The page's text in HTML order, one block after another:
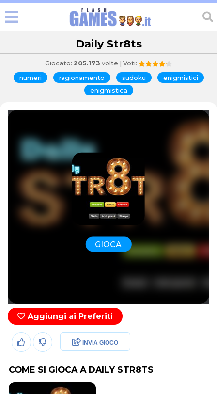
Daily Str8ts
Giocato: 205.173 volte | Voti:
numeri ragionamento sudoku
enigmistici
enigmistica
GIOCA
Aggiungi ai Preferiti
INVIA GIOCO
COME SI GIOCA A DAILY STR8TS